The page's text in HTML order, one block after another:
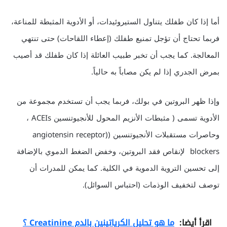
أما إذا كان طفلك يتناول الستيروئيدات، أو الأدوية المثبطة للمناعة،
فربما تحتاج أن تؤجل تمنيع طفلك (إعطاء اللقاحات) حتى تنتهي
المعالجة. كما يجب أن تخبر طبيب العائلة إذا كان طفلك قد أصيب
بمرض الجدري إذا لم يكن مصاباً به حالياً.
وإذا ظهر البروتين في بولك، فربما يجب أن تستخدم مجموعة من
الأدوية تسمى ( مثبطات الأنزيم المحول للأنجيوتنسين ACEIs ،
وحاصرات مستقبلات الأنجيوتنسين ((angiotensin receptor
blockers لإنقاص فقد البروتين، وخفض الضغط الدموي بالإضافة
إلى تحسين التروية الدموية في الكلية. كما يمكن للمدرات أن
توصف لتخفيف الوذمات (احتباس السوائل).
اقرأ أيضا: ما هو تحليل الكرياتينين بالدم Creatinine ؟